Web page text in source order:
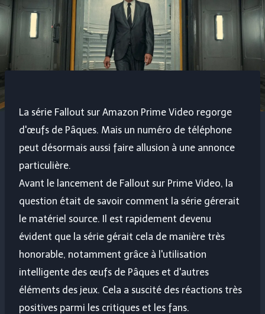
La série Fallout sur Amazon Prime Video regorge
d'œufs de Pâques. Mais un numéro de téléphone
peut désormais aussi faire allusion à une annonce
particulière.
Avant le lancement de Fallout sur Prime Video, la
question était de savoir comment la série gérerait
le matériel source. Il est rapidement devenu
évident que la série gérait cela de manière très
honorable, notamment grâce à l'utilisation
intelligente des œufs de Pâques et d'autres
éléments des jeux. Cela a suscité des réactions très
positives parmi les critiques et les fans.